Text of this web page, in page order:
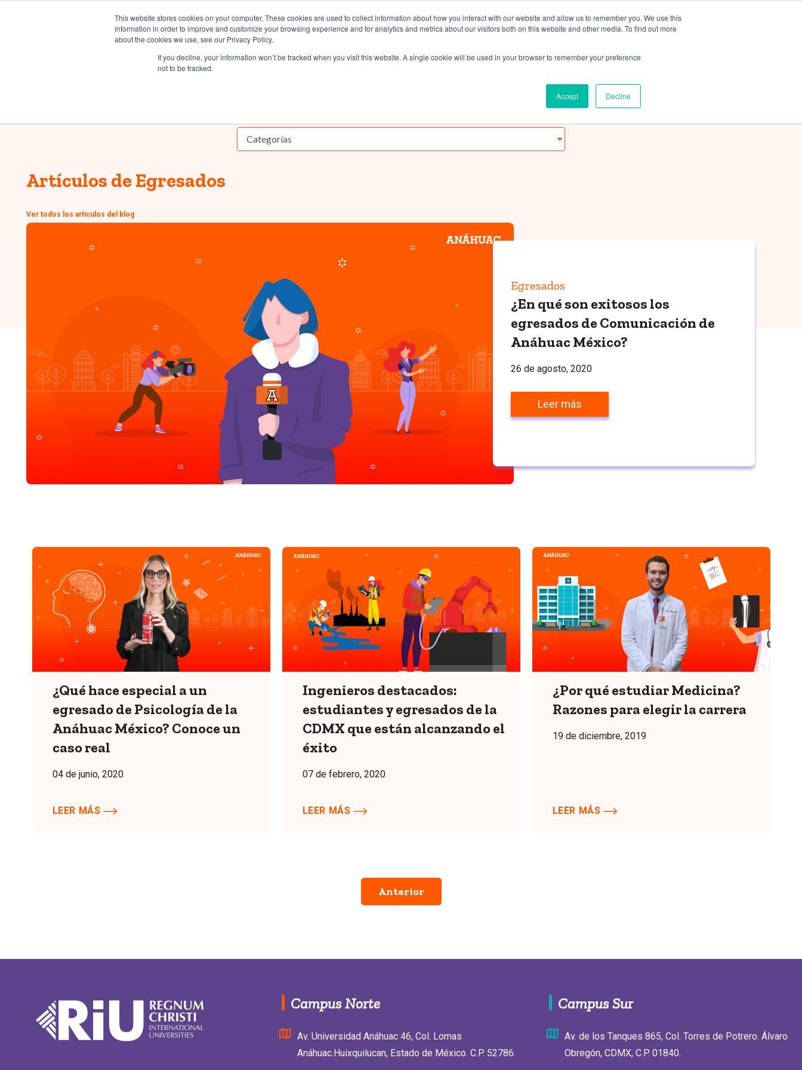
This website stores cookies on your computer. These cookies are used to collect information about how you interact with our website and allow us to remember you. We use this
information in order to improve and customize your browsing experience and for analytics and metrics about our visitors both on this website and other media. To find out more
about the cookies we use, see our Privacy Policy.
If you decline, your information won’t be tracked when you visit this website. A single cookie will be used in your browser to remember your preference
not to be tracked.
Accept Decline
Artículos de Egresados
Ver todos los artículos del blog
Egresados
¿En qué son exitosos los
egresados de Comunicación de
Anáhuac México?
26 de agosto, 2020
Leer más
¿Qué hace especial a un
egresado de Psicología de la
Anáhuac México? Conoce un
caso real
04 de junio, 2020
LEER MÁS
Ingenieros destacados:
estudiantes y egresados de la
CDMX que están alcanzando el
éxito
07 de febrero, 2020
LEER MÁS
¿Por qué estudiar Medicina?
Razones para elegir la carrera
19 de diciembre, 2019
LEER MÁS
Anterior
Campus Norte
Av. Universidad Anáhuac 46, Col. Lomas
Anáhuac.Huixquilucan, Estado de México. C.P. 52786.
Campus Sur
Av. de los Tanques 865, Col. Torres de Potrero. Álvaro
Obregón, CDMX, C.P. 01840.